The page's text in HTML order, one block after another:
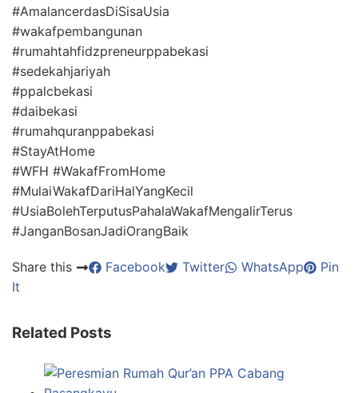
#AmalancerdasDiSisaUsia
#wakafpembangunan
#rumahtahfidzpreneurppabekasi
#sedekahjariyah
#ppalcbekasi
#daibekasi
#rumahquranppabekasi
#StayAtHome
#WFH #WakafFromHome
#MulaiWakafDariHalYangKecil
#UsiaBolehTerputusPahalaWakafMengalirTerus
#JanganBosanJadiOrangBaik
Share this Facebook Twitter WhatsApp
Pin
It
Related Posts